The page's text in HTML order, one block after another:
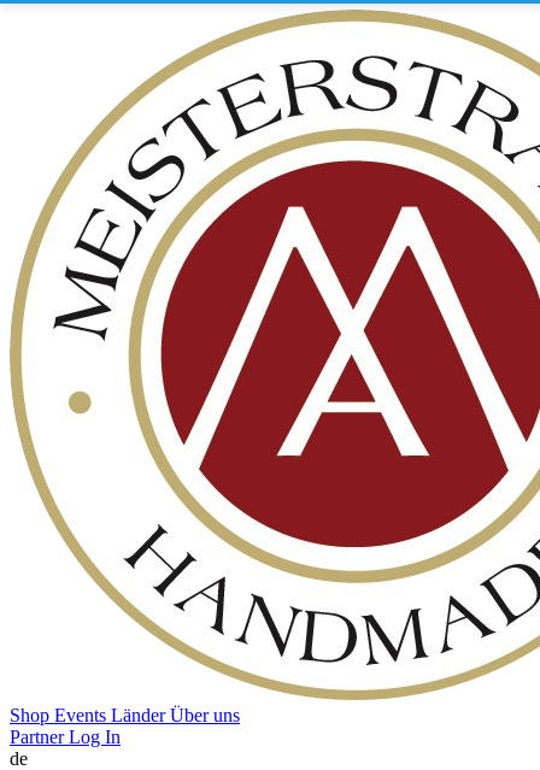
Shop Events LänderÜber uns
Partner Log In
de